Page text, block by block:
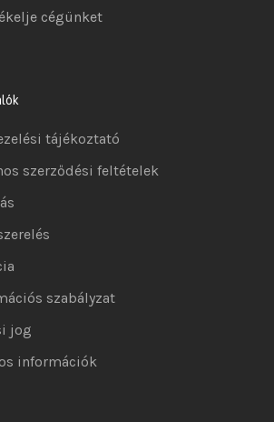
cégünket
tájékoztató
szerződési feltételek
szabályzat
jog
információk